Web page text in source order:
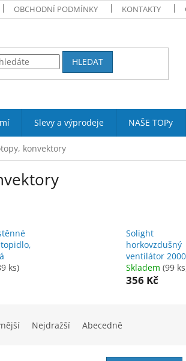
OBCHODNÍ PODMÍNKY KONTAKTY
HLEDAT
Slevy a výprodeje NAŠE TOPy
konvektory
ks)
Solight
horkovzdušný
ventilátor
Skladem (99
356 Kč
Nejdražší Abecedně